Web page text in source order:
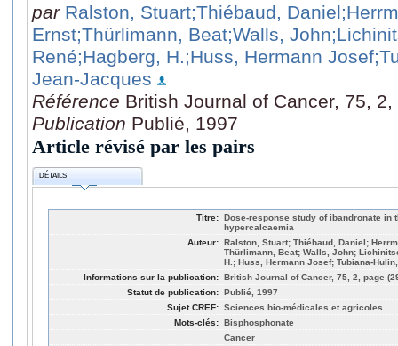
par Ralston, Stuart;Thiébaud, Daniel
Ernst;Thürlimann, Beat;Walls, John
René;Hagberg, H.;Huss, Hermann Josef
Jean-Jacques
Référence British Journal of Cancer, 75,
Publication Publié, 1997
Article révisé par les pairs
DÉTAILS
Titre: Dose-response study of ibandronate in
hypercalcaemia
Auteur: Ralston, Stuart; Thiébaud, Daniel;
Thürlimann, Beat; Walls, John;
H.; Huss, Hermann Josef; Tubiana-
Informations sur la publication: British Journal of Cancer, 75, 2, page
Statut de publication: Publié, 1997
Sujet CREF: Sciences bio-médicales et agricoles
Mots-clés: Bisphosphonate
Cancer